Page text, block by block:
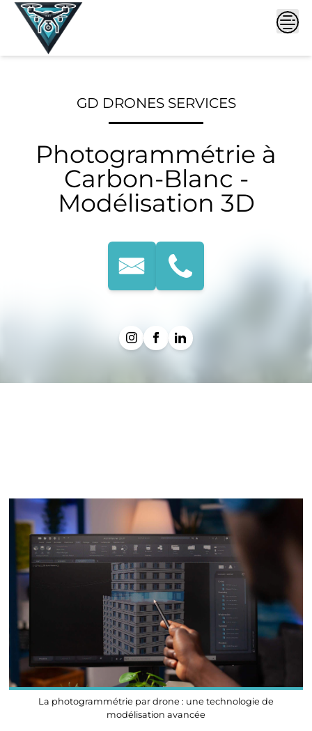
Skip
GD DRONES SERVICES
Photogrammétrie à
Carbon-Blanc -
Modélisation 3D
La photogrammétrie par drone : une technologie de
modélisation avancée